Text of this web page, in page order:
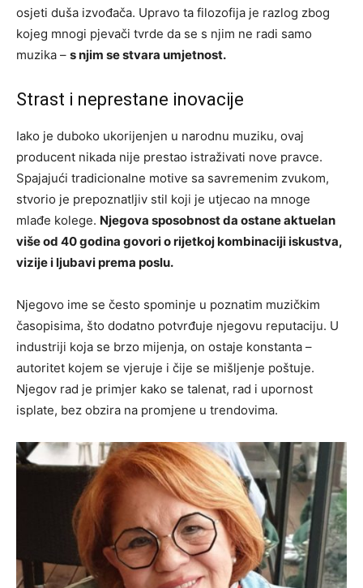
osjeti duša izvođača. Upravo ta filozofija je razlog zbog
kojeg mnogi pjevači tvrde da se s njim ne radi samo
muzika – s njim se stvara umjetnost.
Strast i neprestane inovacije
Iako je duboko ukorijenjen u narodnu muziku, ovaj
producent nikada nije prestao istraživati nove pravce.
Spajajući tradicionalne motive sa savremenim zvukom,
stvorio je prepoznatljiv stil koji je utjecao na mnoge
mlađe kolege. Njegova sposobnost da ostane aktuelan
više od 40 godina govori o rijetkoj kombinaciji iskustva,
vizije i ljubavi prema poslu.
Njegovo ime se često spominje u poznatim muzičkim
časopisima, što dodatno potvrđuje njegovu reputaciju. U
industriji koja se brzo mijenja, on ostaje konstanta –
autoritet kojem se vjeruje i čije se mišljenje poštuje.
Njegov rad je primjer kako se talenat, rad i upornost
isplate, bez obzira na promjene u trendovima.